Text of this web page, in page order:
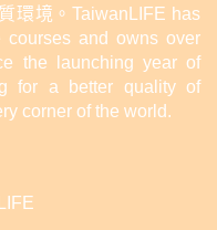
環境。TaiwanLIFE has
and owns over
the launching year of
for a better quality of
corner of the world.